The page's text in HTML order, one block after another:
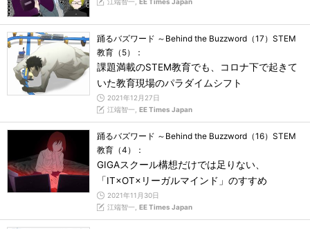
踊るバズワード ～Behind the Buzzword（17）STEM
教育（5）：
課題満載のSTEM教育でも、コロナ下で起きて
いた教育現場のパラダイムシフト
2021年12月27日
江端智一, EE Times Japan
踊るバズワード ～Behind the Buzzword（16）STEM
教育（4）：
GIGAスクール構想だけでは足りない、
「IT×OT×リーガルマインド」のすすめ
2021年11月30日
江端智一, EE Times Japan